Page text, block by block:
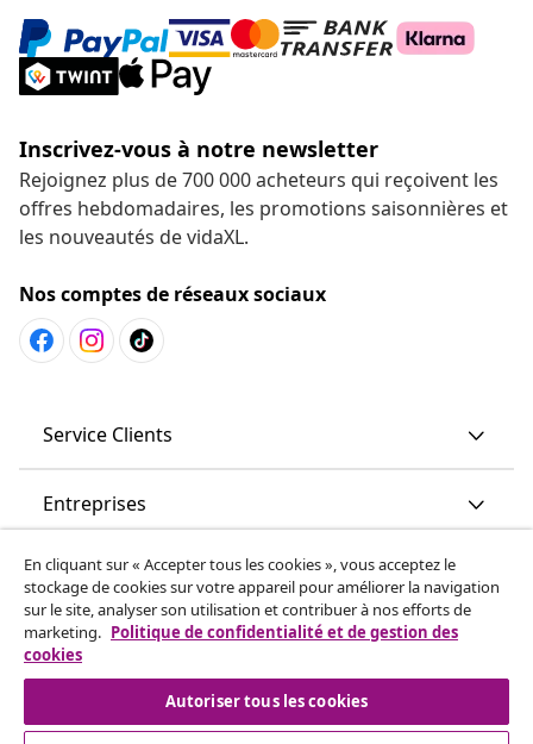
Inscrivez-vous à notre newsletter
Rejoignez plus de 700 000 acheteurs qui reçoivent les
offres hebdomadaires, les promotions saisonnières et
les nouveautés de vidaXL.
Nos comptes de réseaux sociaux
Service Clients
Entreprises
vidaXL
More content links
En cliquant sur « Accepter tous les cookies », vous acceptez le
stockage de cookies sur votre appareil pour améliorer la navigation
sur le site, analyser son utilisation et contribuer à nos efforts de
marketing. Politique de confidentialité et de gestion des
cookies
Autoriser tous les cookies